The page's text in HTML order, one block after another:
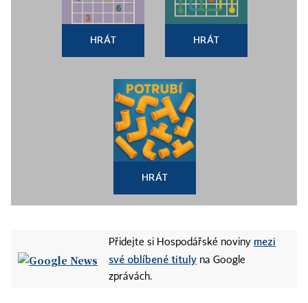
HRÁT HRÁT
HRÁT
Přidejte si Hospodářské noviny mezi
své oblíbené tituly na Google
zprávách.